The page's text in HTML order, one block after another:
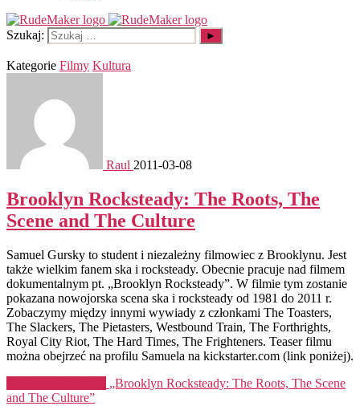
Szukaj:
Kategorie Filmy Kultura
Raul 2011-03-08
Brooklyn Rocksteady: The Roots, The
Scene and The Culture
Samuel Gursky to student i niezależny filmowiec z Brooklynu. Jest
także wielkim fanem ska i rocksteady. Obecnie pracuje nad filmem
dokumentalnym pt. „Brooklyn Rocksteady”. W filmie tym zostanie
pokazana nowojorska scena ska i rocksteady od 1981 do 2011 r.
Zobaczymy między innymi wywiady z członkami The Toasters,
The Slackers, The Pietasters, Westbound Train, The Forthrights,
Royal City Riot, The Hard Times, The Frighteners. Teaser filmu
można obejrzeć na profilu Samuela na kickstarter.com (link poniżej).
„Brooklyn Rocksteady: The Roots, The Scene
and The Culture”